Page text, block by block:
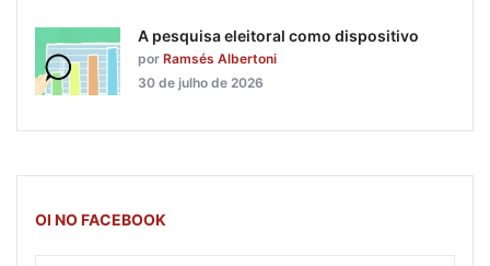
A pesquisa eleitoral como dispositivo
por Ramsés Albertoni
30 de julho de 2026
OI NO FACEBOOK